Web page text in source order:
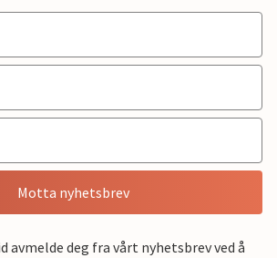
Motta nyhetsbrev
avmelde deg fra vårt nyhetsbrev ved å